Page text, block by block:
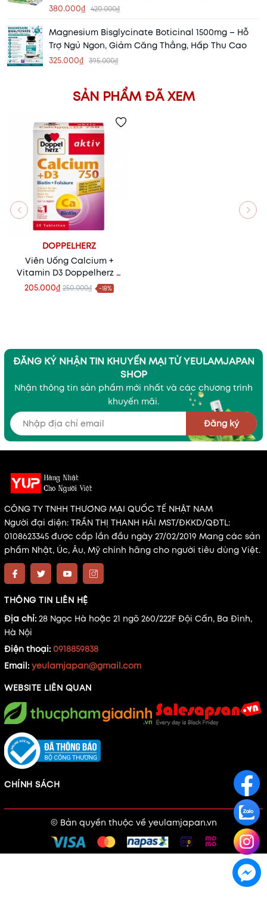
380.000₫ 420.000₫
Magnesium Bisglycinate Boticinal 1500mg – Hỗ
Trợ Ngủ Ngon, Giảm Căng Thẳng, Hấp Thu Cao
325.000₫ 395.000₫
SẢN PHẨM ĐÃ XEM
DOPPELHERZ
Viên Uống Calcium +
Vitamin D3 Doppelherz –
xương khỏe, sống chất
205.000₫ 250.000₫ -18%
ĐĂNG KÝ NHẬN TIN KHUYẾN MẠI TỪ YEULAMJAPAN
SHOP
Nhận thông tin sản phẩm mới nhất và các chương trình
khuyến mãi.
Đăng ký
CÔNG TY TNHH THƯƠNG MẠI QUỐC TẾ NHẬT NAM
Người đại diện: TRẦN THỊ THANH HẢI MST/ĐKKD/QĐTL:
0108623345 được cấp lần đầu ngày 27/02/2019 Mang các sản
phẩm Nhật, Úc, Âu, Mỹ chính hãng cho người tiêu dùng Việt.
THÔNG TIN LIÊN HỆ
Địa chỉ: 28 Ngọc Hà hoặc 21 ngõ 260/222F Đội Cấn, Ba Đình,
Hà Nội
Điện thoại: 0918859838
Email: yeulamjapan@gmail.com
WEBSITE LIÊN QUAN
CHÍNH SÁCH
© Bản quyền thuộc về yeulamjapan.vn